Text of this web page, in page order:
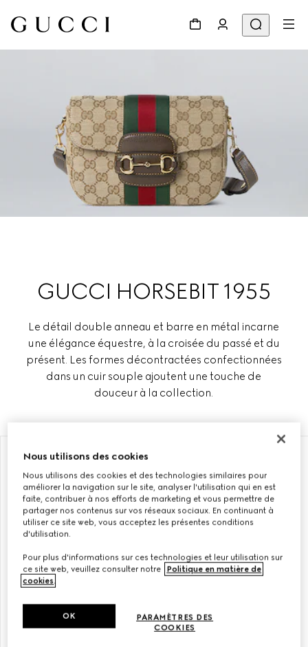
GUCCI HORSEBIT 1955
Le détail double anneau et barre en métal incarne
une élégance équestre, à la croisée du passé et du
présent. Les formes décontractées confectionnées
dans un cuir souple ajoutent une touche de
douceur à la collection.
À PERSONNALISER AVEC VOS INITIALES
SAC À ÉPAULE GUCCI
SAC À ÉPAULE GUCCI
HORSEBIT 1955 PETIT FORMAT
Nous utilisons des cookies
Nous utilisons des cookies et des technologies similaires pour
améliorer la navigation sur le site, analyser l'utilisation qui en est
faite, contribuer à nos efforts de marketing et vous permettre de
partager nos contenus sur vos réseaux sociaux. En continuant à
utiliser ce site web, vous acceptez les présentes conditions
d'utilisation.
Pour plus d'informations sur ces technologies et leur utilisation sur
ce site web, veuillez consulter notre
Politique en matière de
cookies.
PARAMÈTRES DES
COOKIES
OK